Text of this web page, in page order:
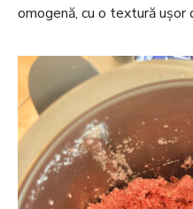
omogenă, cu o textură ușor